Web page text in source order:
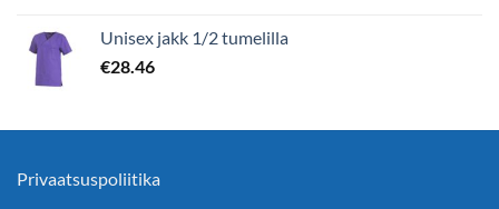
Unisex jakk 1/2 tumelilla
€28.46
Privaatsuspoliitika